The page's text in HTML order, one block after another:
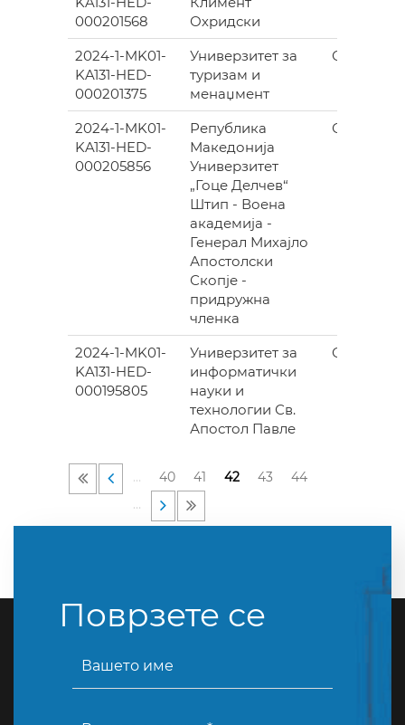
000201568
Охридски
2024-1-MK01-
KA131-HED-
000201375
Универзитет за
туризам и
менаџмент
СКОПЈЕ
2024-1-MK01-
KA131-HED-
000205856
Република
Македонија
Универзитет
„Гоце Делчев“
Штип - Воена
академија -
Генерал Михајло
Апостолски
Скопје -
придружна
членка
СКОПЈЕ
2024-1-MK01-
KA131-HED-
000195805
Универзитет за
информатички
науки и
технологии Св.
Апостол Павле
ОХРИД
… 40 41 42 43
44
…
Поврзете се